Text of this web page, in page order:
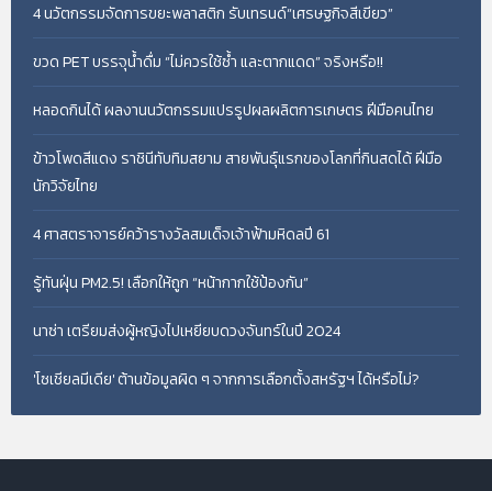
4 นวัตกรรมจัดการขยะพลาสติก รับเทรนด์“เศรษฐกิจสีเขียว”
ขวด PET บรรจุน้ำดื่ม “ไม่ควรใช้ซ้ำ และตากแดด” จริงหรือ!!
หลอดกินได้ ผลงานนวัตกรรมแปรรูปผลผลิตการเกษตร ฝีมือคนไทย
ข้าวโพดสีแดง ราชินีทับทิมสยาม สายพันธุ์แรกของโลกที่กินสดได้ ฝีมือ
นักวิจัยไทย
4 ศาสตราจารย์คว้ารางวัลสมเด็จเจ้าฟ้ามหิดลปี 61
รู้ทันฝุ่น PM2.5! เลือกให้ถูก “หน้ากากใช้ป้องกัน”
นาซ่า เตรียมส่งผู้หญิงไปเหยียบดวงจันทร์ในปี 2024
'โซเชียลมีเดีย' ต้านข้อมูลผิด ๆ จากการเลือกตั้งสหรัฐฯ ได้หรือไม่?